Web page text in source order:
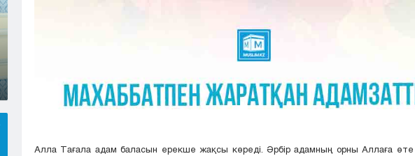
Алла Тағала адам баласын ерекше жақсы көреді. Әрбір адамның орны Аллаға